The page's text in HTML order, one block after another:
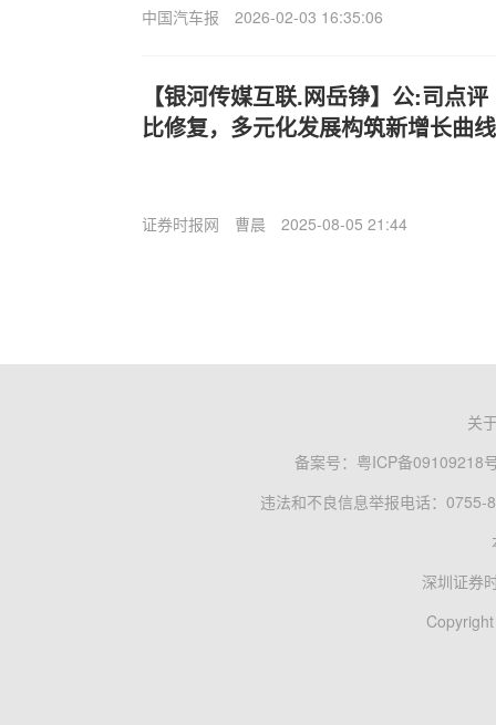
中国汽车报 2026-02-03 16:35:06
【银河传媒互联.网岳铮】公:司点
比修复，多元化发展构筑新增长曲线
证券时报网 曹晨 2025-08-05 21:44
关
备案号： 粤ICP备09109218
违法和不良信息举报电话：0755-
深圳证券